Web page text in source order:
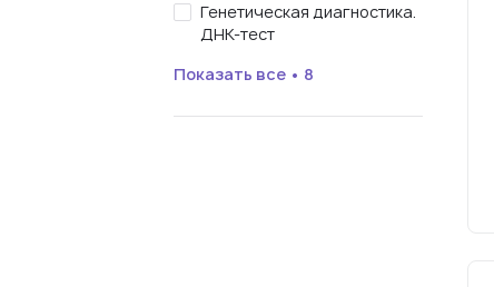
Генетическая диагностика.
ДНК-тест
Показать все • 8